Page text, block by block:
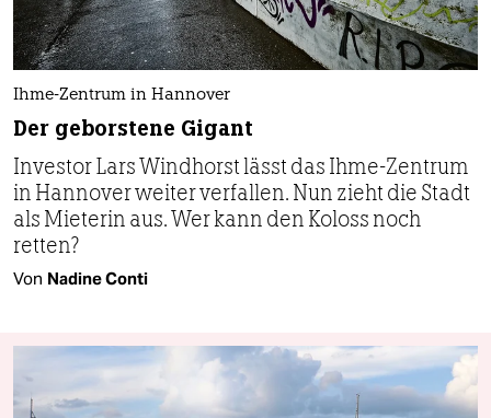
Ihme-Zentrum in Hannover
Der geborstene Gigant
Investor Lars Windhorst lässt das Ihme-Zentrum
in Hannover weiter verfallen. Nun zieht die Stadt
als Mieterin aus. Wer kann den Koloss noch
retten?
Von Nadine Conti